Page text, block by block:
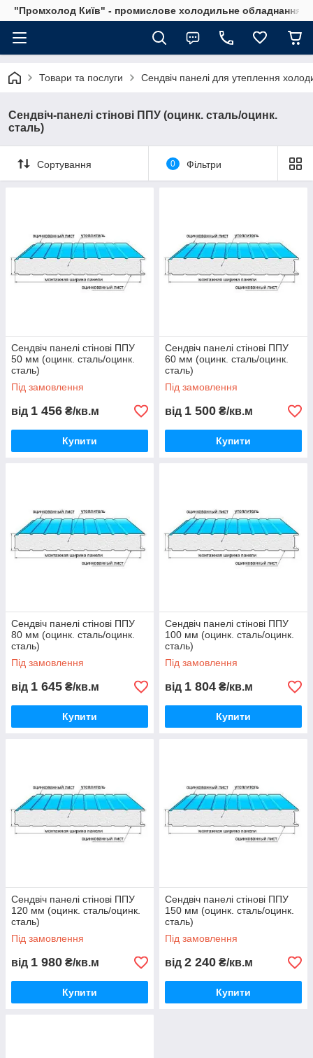
"Промхолод Київ" - промислове холодильне обладнання.
Товари та послуги Сендвіч панелі для утеплення
Сендвіч-панелі стінові ППУ (оцинк. сталь/оцинк.
сталь)
Сортування 0 Фільтри
Сендвіч панелі стінові ППУ
50 мм (оцинк. сталь/оцинк.
сталь)
Під замовлення
від 1 456 ₴/кв.м
Купити
Сендвіч панелі стінові ППУ
60 мм (оцинк. сталь/оцинк.
сталь)
Під замовлення
від 1 500 ₴/кв.м
Купити
Сендвіч панелі стінові ППУ
80 мм (оцинк. сталь/оцинк.
сталь)
Під замовлення
від 1 645 ₴/кв.м
Купити
Сендвіч панелі стінові ППУ
100 мм (оцинк. сталь/оцинк.
сталь)
Під замовлення
від 1 804 ₴/кв.м
Купити
Сендвіч панелі стінові ППУ
120 мм (оцинк. сталь/оцинк.
сталь)
Під замовлення
від 1 980 ₴/кв.м
Купити
Сендвіч панелі стінові ППУ
150 мм (оцинк. сталь/оцинк.
сталь)
Під замовлення
від 2 240 ₴/кв.м
Купити